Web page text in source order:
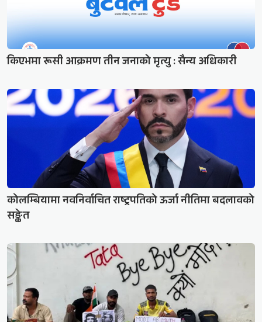
किएभमा रूसी आक्रमण तीन जनाको मृत्यु : सैन्य अधिकारी
कोलम्बियामा नवनिर्वाचित राष्ट्रपतिको ऊर्जा नीतिमा बदलावको
सङ्केत